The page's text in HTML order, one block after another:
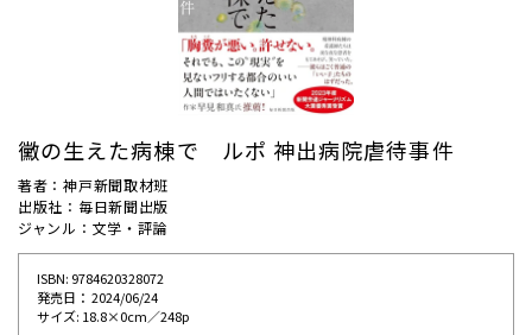
黴の生えた病棟で ルポ 神出病院虐待事件
著者：神戸新聞取材班
出版社：毎日新聞出版
ジャンル：文学・評論
ISBN: 9784620328072
発売⽇： 2024/06/24
サイズ: 18.8×0cm／248p